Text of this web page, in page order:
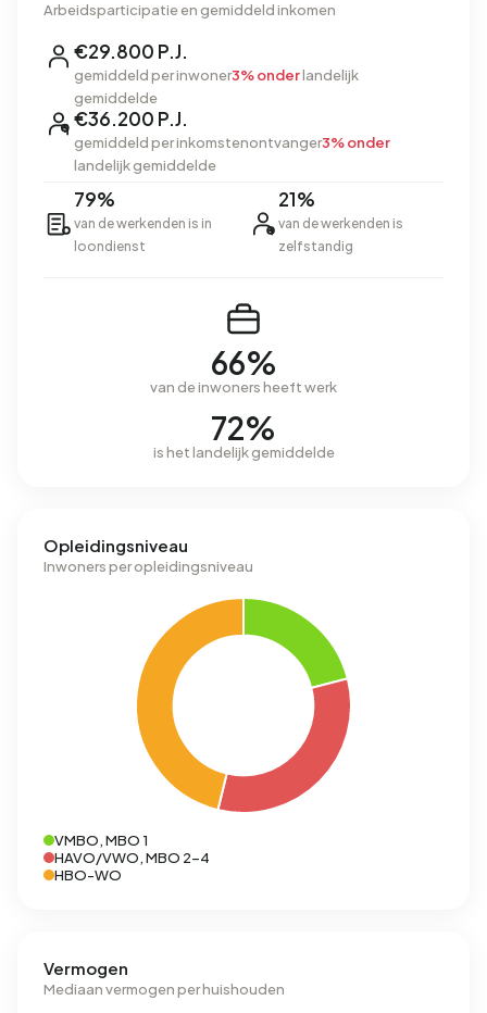
Arbeidsparticipatie en gemiddeld inkomen
€29.800 P.J.
gemiddeld per inwoner3% onderlandelijk
gemiddelde
€36.200 P.J.
gemiddeld per inkomstenontvanger3% onder
landelijk gemiddelde
79%
van de werkenden is in
loondienst
21%
van de werkenden is
zelfstandig
66%
van de inwoners heeft werk
72%
is het landelijk gemiddelde
Opleidingsniveau
Inwoners per opleidingsniveau
VMBO, MBO 1
HAVO/VWO, MBO 2-4
HBO-WO
Vermogen
Mediaan vermogen per huishouden